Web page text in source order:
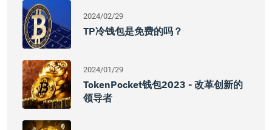
2024/02/29
TP冷钱包是免费的吗？
2024/01/29
TokenPocket钱包2023 - 改革创新的
领导者